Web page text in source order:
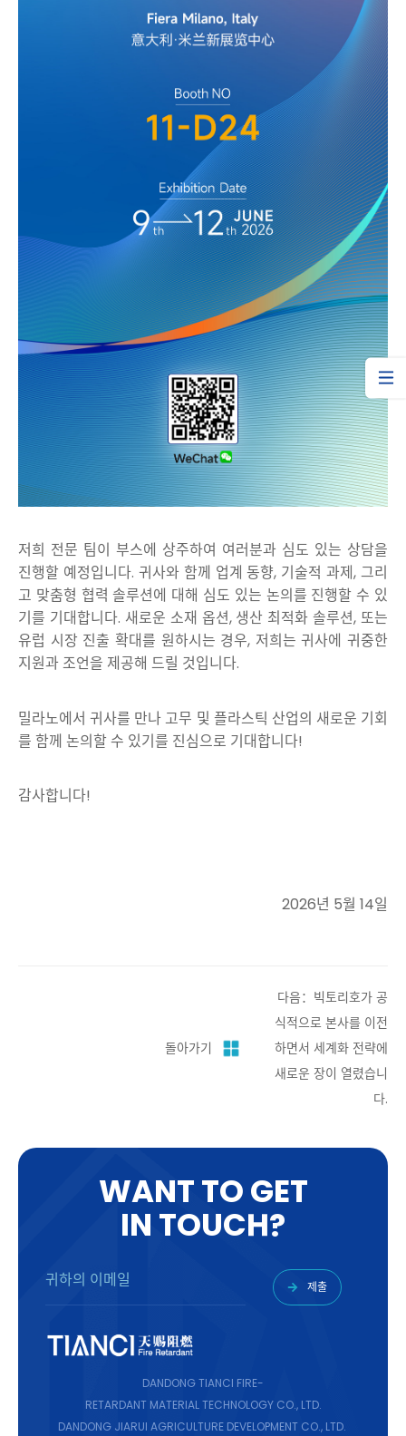
저희 전문 팀이 부스에 상주하여 여러분과 심도 있는 상담을
진행할 예정입니다. 귀사와 함께 업계 동향, 기술적 과제, 그리
고 맞춤형 협력 솔루션에 대해 심도 있는 논의를 진행할 수 있
기를 기대합니다. 새로운 소재 옵션, 생산 최적화 솔루션, 또는
유럽 시장 진출 확대를 원하시는 경우, 저희는 귀사에 귀중한
지원과 조언을 제공해 드릴 것입니다.
밀라노에서 귀사를 만나 고무 및 플라스틱 산업의 새로운 기회
를 함께 논의할 수 있기를 진심으로 기대합니다!
감사합니다!
2026년 5월 14일
돌아가기
다음：빅토리호가 공
식적으로 본사를 이전
하면서 세계화 전략에
새로운 장이 열렸습니
다.
WANTTOGET
IN TOUCH?
제출
DANDONG TIANCI FIRE-
RETARDANT MATERIAL TECHNOLOGY CO., LTD.
DANDONG JIARUI AGRICULTURE DEVELOPMENT CO., LTD.